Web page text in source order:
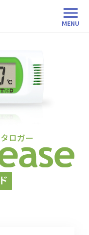
MENU
ロガー